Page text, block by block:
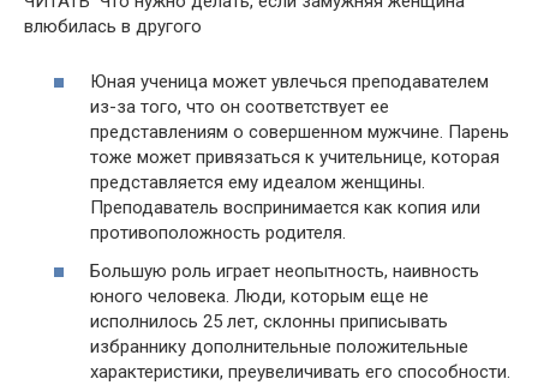
влюбилась в другого
Юная ученица может увлечься преподавателем
из-за того, что он соответствует ее
представлениям о совершенном мужчине. Парень
тоже может привязаться к учительнице, которая
представляется ему идеалом женщины.
Преподаватель воспринимается как копия или
противоположность родителя.
Большую роль играет неопытность, наивность
юного человека. Люди, которым еще не
исполнилось 25 лет, склонны приписывать
избраннику дополнительные положительные
характеристики, преувеличивать его способности.